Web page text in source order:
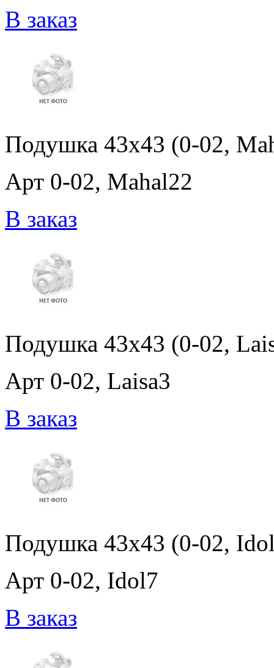
В заказ
Подушка 43x43 (0-02,
Арт 0-02, Mahal22
В заказ
Подушка 43x43 (0-02,
Арт 0-02, Laisa3
В заказ
Подушка 43x43 (0-02,
Арт 0-02, Idol7
В заказ